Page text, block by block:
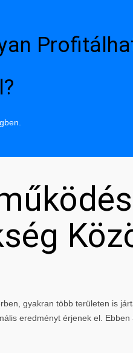
gyakran több területen is
eredményt érjenek el.